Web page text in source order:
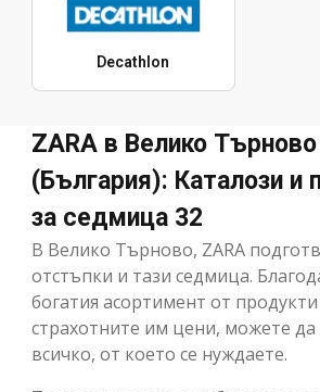
Decathlon
ZARA в Велико Търново
(България): Каталози и
за седмица 32
В Велико Търново, ZARA
отстъпки и тази седмица.
богатия асортимент от продукти
страхотните им цени, можете да
всичко, от което се нуждаете.